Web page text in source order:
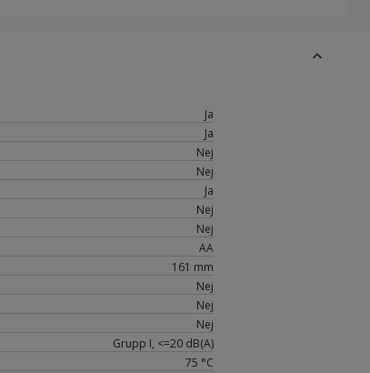
expand_less
Ja
Ja
Nej
Nej
Ja
Nej
Nej
AA
161 mm
Nej
Nej
Nej
Grupp I, <=20 dB(A)
75 °C